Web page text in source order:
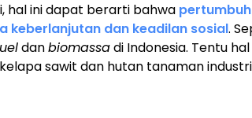
hal ini dapat berarti bahwa
keberlanjutan dan keadilan sosial.
danbiomassadi Indonesia. Tentu
sawit dan hutan tanaman